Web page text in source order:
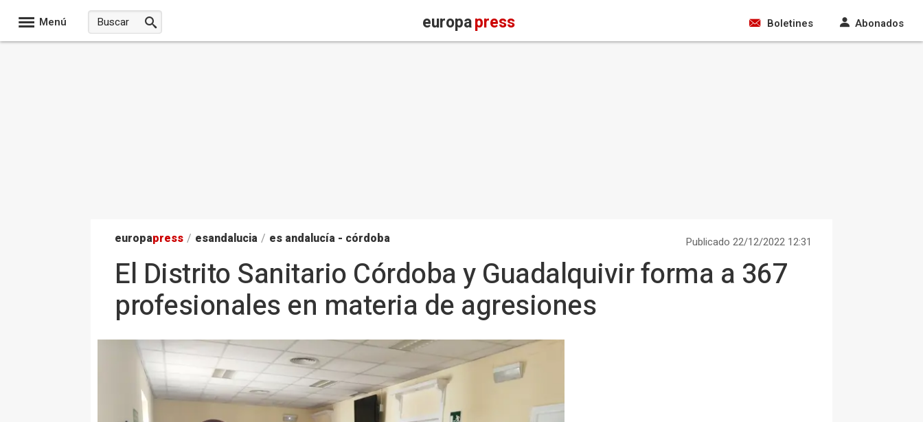
Menú europapress Boletines Abonados
europapress / esandalucia / es andalucía - córdoba Publicado 22/12/2022 12:31
El Distrito Sanitario Córdoba y Guadalquivir forma a 367
profesionales en materia de agresiones